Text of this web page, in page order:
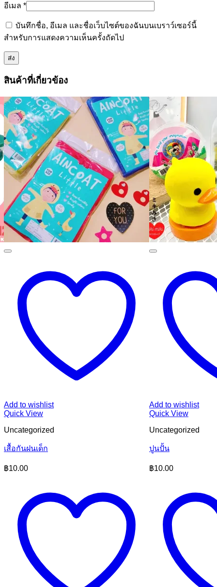
อีเมล *
บันทึกชื่อ, อีเมล และชื่อเว็บไซต์ของฉันบนเบราว์เซอร์นี้
สำหรับการแสดงความเห็นครั้งถัดไป
สินค้าที่เกี่ยวข้อง
Add to wishlist
Quick View
Uncategorized
เสื้อกันฝนเด็ก
฿10.00
Add to wishlist
Quick View
Uncategorized
ปูนปั้น
฿10.00